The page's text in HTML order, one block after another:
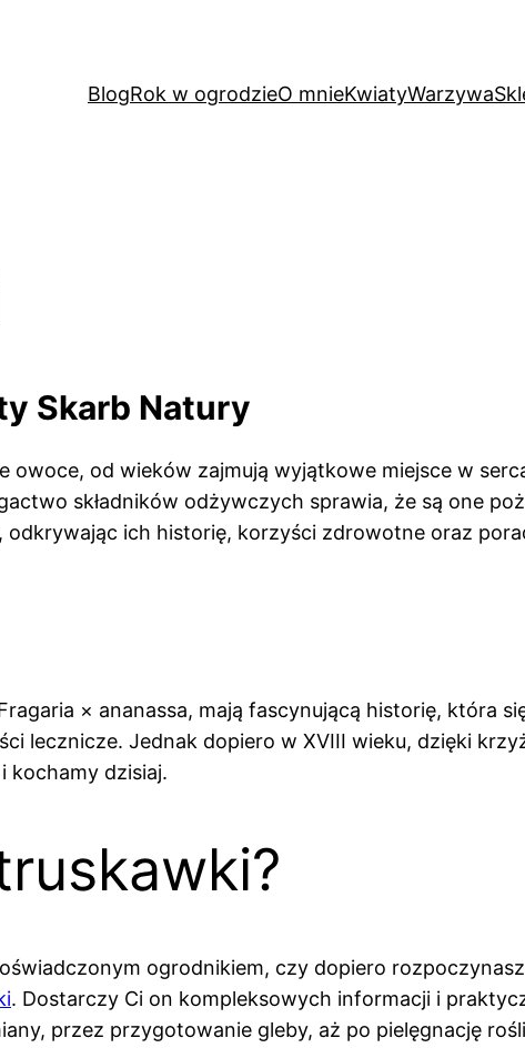
BlogRok w ogrodzieO mnieKwiatyWarzywa
Skarb Natury
od wieków zajmują wyjątkowe miejsce w
składników odżywczych sprawia, że są one
odkrywając ich historię, korzyści zdrowotne oraz
× ananassa, mają fascynującą historię, która
lecznicze. Jednak dopiero w XVIII wieku, dzięki
kochamy dzisiaj.
ogrodnikiem, czy dopiero
. Dostarczy Ci on kompleksowych informacji i
przez przygotowanie gleby, aż po pielęgnację